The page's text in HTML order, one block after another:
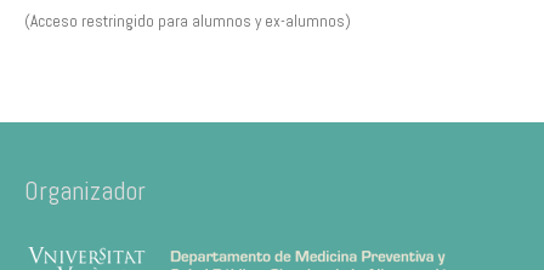
(Acceso restringido para alumnos y ex-alumnos)
Organizador